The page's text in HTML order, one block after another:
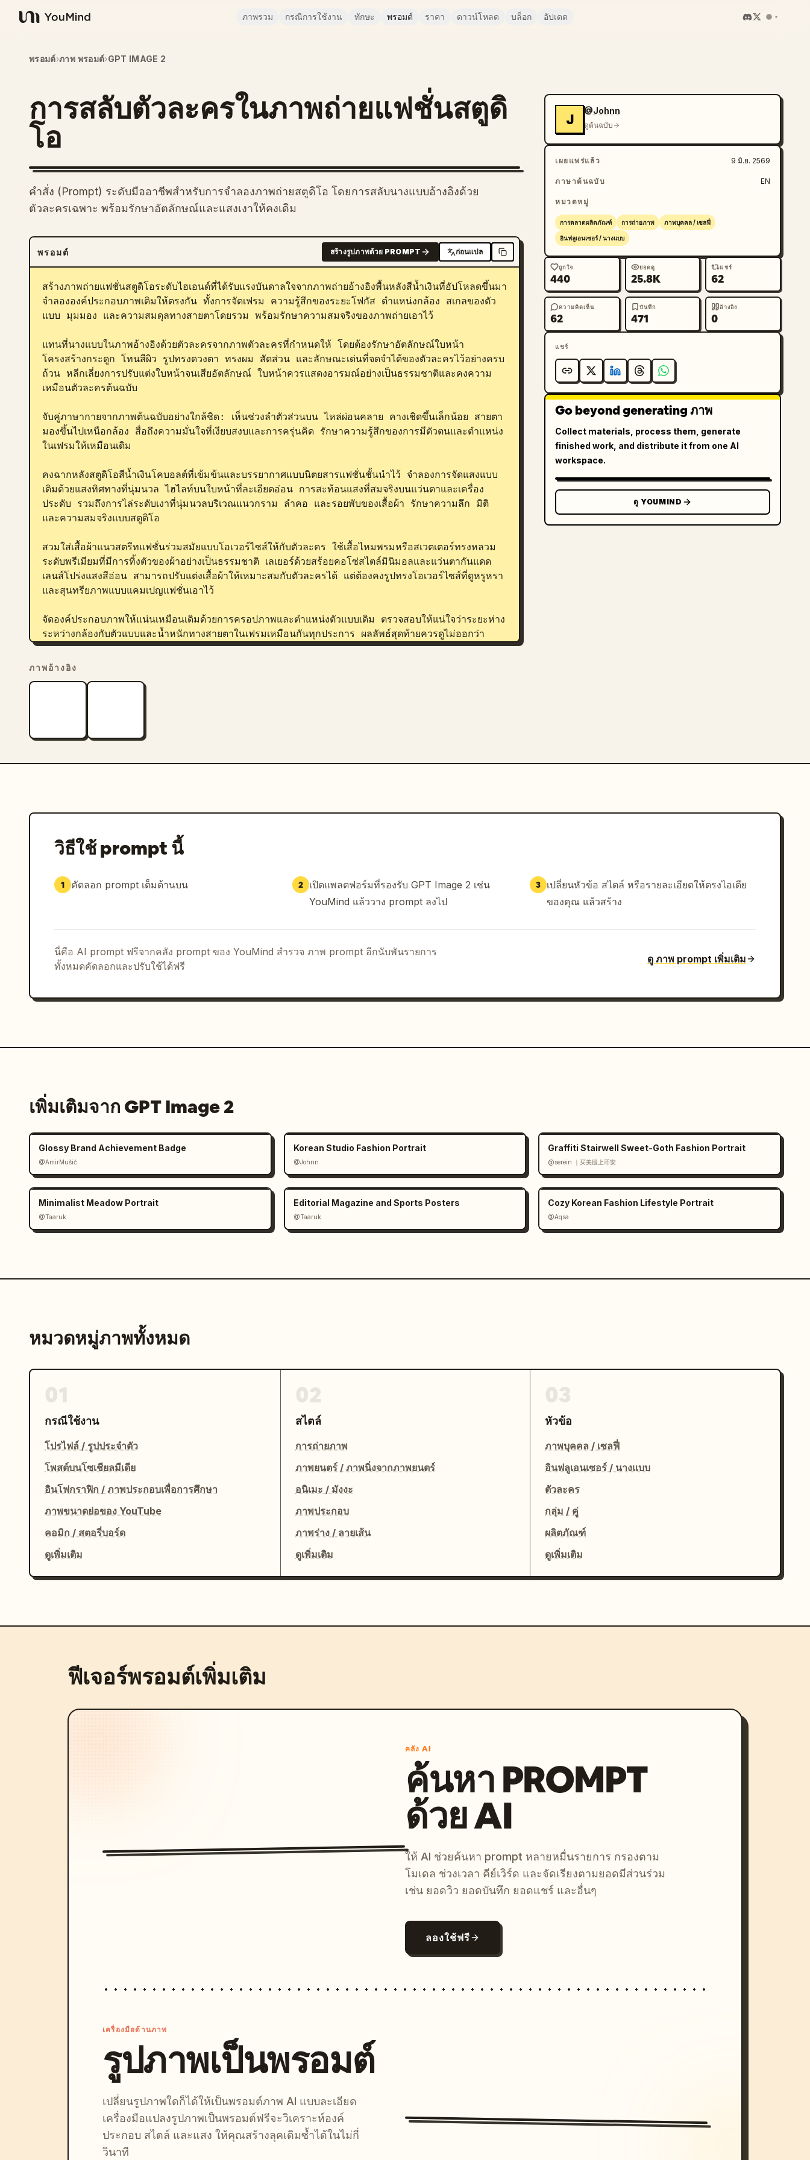
YouMind
ภาพรวม กรณีการใช้งาน ทักษะ พรอมต์ ราคา ดาวน์โหลด บล็อก อัปเดต
พรอมต์›ภาพ พรอมต์›GPT IMAGE 2
การสลับตัวละครในภาพถ่ายแฟชั่นสตูดิ
โอ
คำสั่ง (Prompt) ระดับมืออาชีพสำหรับการจำลองภาพถ่ายสตูดิโอ โดยการสลับนางแบบอ้างอิงด้วย
ตัวละครเฉพาะ พร้อมรักษาอัตลักษณ์และแสงเงาให้คงเดิม
พรอมต์ สร้างรูปภาพด้วย PROMPT ก่อนแปล
สร้างภาพถ่ายแฟชั่นสตูดิโอระดับไฮเอนด์ที่ได้รับแรงบันดาลใจจากภาพถ่ายอ้างอิงพื้นหลังสีน้ำเงินที่อัปโหลดขึ้นมา
จำลององค์ประกอบภาพเดิมให้ตรงกัน ทั้งการจัดเฟรม ความรู้สึกของระยะโฟกัส ตำแหน่งกล้อง สเกลของตัว
แบบ มุมมอง และความสมดุลทางสายตาโดยรวม พร้อมรักษาความสมจริงของภาพถ่ายเอาไว้
แทนที่นางแบบในภาพอ้างอิงด้วยตัวละครจากภาพตัวละครที่กำหนดให้ โดยต้องรักษาอัตลักษณ์ใบหน้า
โครงสร้างกระดูก โทนสีผิว รูปทรงดวงตา ทรงผม สัดส่วน และลักษณะเด่นที่จดจำได้ของตัวละครไว้อย่างครบ
ถ้วน หลีกเลี่ยงการปรับแต่งใบหน้าจนเสียอัตลักษณ์ ใบหน้าควรแสดงอารมณ์อย่างเป็นธรรมชาติและคงความ
เหมือนตัวละครต้นฉบับ
จับคู่ภาษากายจากภาพต้นฉบับอย่างใกล้ชิด: เห็นช่วงลำตัวส่วนบน ไหล่ผ่อนคลาย คางเชิดขึ้นเล็กน้อย สายตา
มองขึ้นไปเหนือกล้อง สื่อถึงความมั่นใจที่เงียบสงบและการครุ่นคิด รักษาความรู้สึกของการมีตัวตนและตำแหน่ง
ในเฟรมให้เหมือนเดิม
คงฉากหลังสตูดิโอสีน้ำเงินโคบอลต์ที่เข้มข้นและบรรยากาศแบบนิตยสารแฟชั่นชั้นนำไว้ จำลองการจัดแสงแบบ
เดิมด้วยแสงทิศทางที่นุ่มนวล ไฮไลท์บนใบหน้าที่ละเอียดอ่อน การสะท้อนแสงที่สมจริงบนแว่นตาและเครื่อง
ประดับ รวมถึงการไล่ระดับเงาที่นุ่มนวลบริเวณแนวกราม ลำคอ และรอยพับของเสื้อผ้า รักษาความลึก มิติ
และความสมจริงแบบสตูดิโอ
สวมใส่เสื้อผ้าแนวสตรีทแฟชั่นร่วมสมัยแบบโอเวอร์ไซส์ให้กับตัวละคร ใช้เสื้อไหมพรมหรือสเวตเตอร์ทรงหลวม
ระดับพรีเมียมที่มีการทิ้งตัวของผ้าอย่างเป็นธรรมชาติ เลเยอร์ด้วยสร้อยคอโซ่สไตล์มินิมอลและแว่นตากันแดด
เลนส์โปร่งแสงสีอ่อน สามารถปรับแต่งเสื้อผ้าให้เหมาะสมกับตัวละครได้ แต่ต้องคงรูปทรงโอเวอร์ไซส์ที่ดูหรูหรา
และสุนทรียภาพแบบแคมเปญแฟชั่นเอาไว้
จัดองค์ประกอบภาพให้แน่นเหมือนเดิมด้วยการครอปภาพและตำแหน่งตัวแบบเดิม ตรวจสอบให้แน่ใจว่าระยะห่าง
ระหว่างกล้องกับตัวแบบและน้ำหนักทางสายตาในเฟรมเหมือนกันทุกประการ ผลลัพธ์สุดท้ายควรดูไม่ออกว่า
ไม่ใช่ภาพถ่ายจากสตูดิโอจริง
ของเสื้อผ้าที่ไม่สมจริง
ภาพอ้างอิง
J
@Johnn
ดูต้นฉบับ
เผยแพร่แล้ว 9 มิ.ย. 2569
ภาษาต้นฉบับ EN
หมวดหมู่
การตลาดผลิตภัณฑ์ การถ่ายภาพ ภาพบุคคล / เซลฟี่
อินฟลูเอนเซอร์ / นางแบบ
ถูกใจ
440
ยอดดู
25.8K
แชร์
62
ความคิดเห็น
62
บันทึก
471
อ้างอิง
0
แชร์
Go beyond generating ภาพ
Collect materials, process them, generate
finished work, and distribute it from one AI
workspace.
ดู YOUMIND
วิธีใช้ prompt นี้
1 คัดลอก prompt เต็มด้านบน 2 เปิดแพลตฟอร์มที่รองรับ GPT Image 2 เช่น
YouMind แล้ววาง prompt ลงไป
3
เปลี่ยนหัวข้อ สไตล์ หรือรายละเอียดให้ตรงไอเดีย
ของคุณ แล้วสร้าง
นี่คือ AI prompt ฟรีจากคลัง prompt ของ YouMind สำรวจ ภาพ prompt อีกนับพันรายการ
ทั้งหมดคัดลอกและปรับใช้ได้ฟรี
ดู ภาพ prompt เพิ่มเติม
เพิ่มเติมจาก GPT Image 2
Glossy Brand Achievement Badge
@AmirMušić
Korean Studio Fashion Portrait
@Johnn
Graffiti Stairwell Sweet-Goth Fashion Portrait
@serein ｜买美股上币安
Minimalist Meadow Portrait
@Taaruk
Editorial Magazine and Sports Posters
@Taaruk
Cozy Korean Fashion Lifestyle Portrait
@Aqsa
หมวดหมู่ภาพทั้งหมด
กรณีใช้งาน
โปรไฟล์ / รูปประจำตัว
โพสต์บนโซเชียลมีเดีย
อินโฟกราฟิก / ภาพประกอบเพื่อการศึกษา
ภาพขนาดย่อของ YouTube
คอมิก / สตอรี่บอร์ด
ดูเพิ่มเติม
สไตล์
การถ่ายภาพ
ภาพยนตร์ / ภาพนิ่งจากภาพยนตร์
อนิเมะ / มังงะ
ภาพประกอบ
ภาพร่าง / ลายเส้น
ดูเพิ่มเติม
หัวข้อ
ภาพบุคคล / เซลฟี่
อินฟลูเอนเซอร์ / นางแบบ
ตัวละคร
กลุ่ม / คู่
ผลิตภัณฑ์
ดูเพิ่มเติม
ฟีเจอร์พรอมต์เพิ่มเติม
คลัง AI
ค้นหา PROMPT
ด้วย AI
ให้ AI ช่วยค้นหา prompt หลายหมื่นรายการ กรองตาม
โมเดล ช่วงเวลา คีย์เวิร์ด และจัดเรียงตามยอดมีส่วนร่วม
เช่น ยอดวิว ยอดบันทึก ยอดแชร์ และอื่นๆ
ลองใช้ฟรี
เครื่องมือด้านภาพ
รูปภาพเป็นพรอมต์
เปลี่ยนรูปภาพใดก็ได้ให้เป็นพรอมต์ภาพ AI แบบละเอียด
เครื่องมือแปลงรูปภาพเป็นพรอมต์ฟรีจะวิเคราะห์องค์
ประกอบ สไตล์ และแสง ให้คุณสร้างลุคเดิมซ้ำได้ในไม่กี่
วินาที